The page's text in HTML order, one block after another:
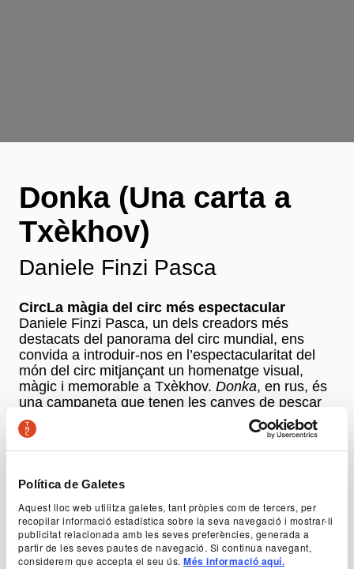
Política de Galetes
Aquest lloc web utilitza galetes, tant pròpies com de tercers, per
recopilar informació estadística sobre la seva navegació i mostrar-li
publicitat relacionada amb les seves preferències, generada a
partir de les seves pautes de navegació. Si continua navegant,
considerem que accepta el seu ús. Més informació aquí.
Donka (Una carta a
Txèkhov)
Daniele Finzi Pasca
CircLa màgia del circ més espectacular
Daniele Finzi Pasca, un dels creadors més
destacats del panorama del circ mundial, ens
convida a introduir-nos en l’espectacularitat del
món del circ mitjançant un homenatge visual,
màgic i memorable a Txèkhov. Donka, en rus, és
una campaneta que tenen les canyes de pescar
per avisar si un peix ha mossegat l’ham.
L’escriptor rus acostumava a relaxar-se i a
inspirar-se tot pescant.
Autoria
Daniele Finzi Pasca
+ Fitxa artística